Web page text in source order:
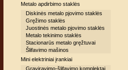
Metalo apdirbimo staklės
Diskinės metalo pjovimo staklės
Gręžimo staklės
Juostinės metalo pjovimo staklės
Metalo tekinimo staklės
Stacionarūs metalo gręžtuvai
Šlifavimo mašinos
Mini elektriniai įrankiai
Graviravimo-šlifavimo komplektai